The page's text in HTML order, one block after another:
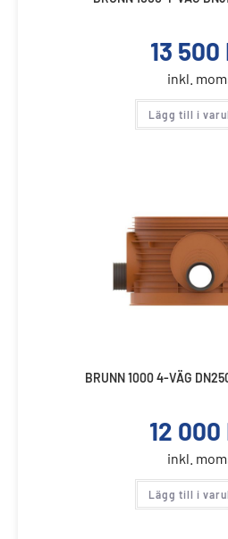
13 500
inkl.
Lägg till i
BRUNN 1000 4-VÄG
12 000
inkl.
Lägg till i